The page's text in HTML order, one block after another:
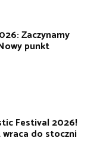
Zaczynamy
punkt
Festival 2026!
wraca do stoczni